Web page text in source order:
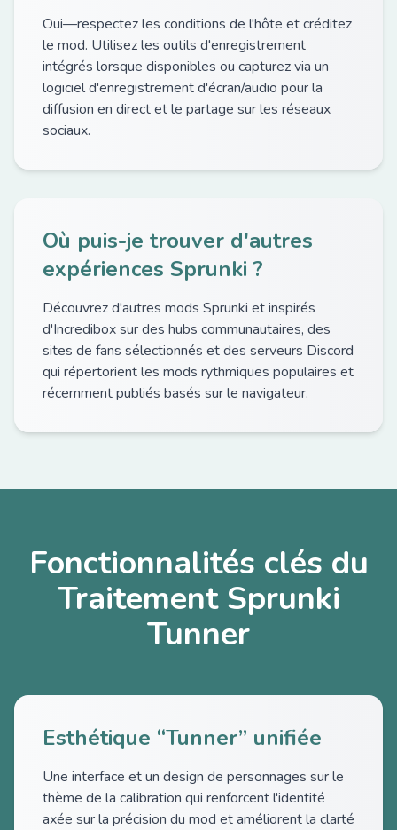
Oui—respectez les conditions de l'hôte et créditez
le mod. Utilisez les outils d'enregistrement
intégrés lorsque disponibles ou capturez via un
logiciel d'enregistrement d'écran/audio pour la
diffusion en direct et le partage sur les réseaux
sociaux.
Où puis-je trouver d'autres
expériences Sprunki ?
Découvrez d'autres mods Sprunki et inspirés
d'Incredibox sur des hubs communautaires, des
sites de fans sélectionnés et des serveurs Discord
qui répertorient les mods rythmiques populaires et
récemment publiés basés sur le navigateur.
Fonctionnalités clés du
Traitement Sprunki
Tunner
Esthétique “Tunner” unifiée
Une interface et un design de personnages sur le
thème de la calibration qui renforcent l'identité
axée sur la précision du mod et améliorent la clarté